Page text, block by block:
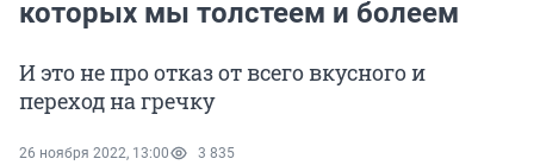
которых мы толстеем и болеем
И это не про отказ от всего вкусного и
переход на гречку
26 ноября 2022, 13:00 3 835